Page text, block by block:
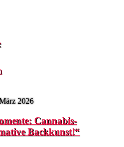
2026
Cannabis-
Backkunst!“